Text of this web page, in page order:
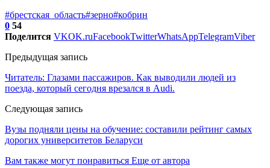
#брестская_область#зерно#кобрин
0 54
Поделится VKOK.ruFacebookTwitterWhatsAppTelegramViber
Предыдущая запись
Читатель: Глазами пассажиров. Как выводили людей из
поезда, который сегодня врезался в Audi.
Следующая запись
Вузы подняли цены на обучение: составили рейтинг самых
дорогих университетов Беларуси
Вам также могут понравиться Еще от автора